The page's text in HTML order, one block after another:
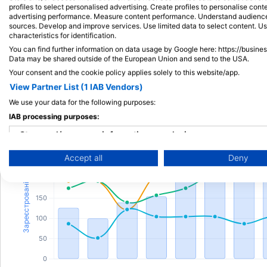
навчальний центр SSI.
Дайвінг Діяльність
profiles to select personalised advertising. Create profiles to personalise
advertising performance. Measure content performance. Understand
sources. Develop and improve services. Use limited data to select content.
characteristics for identification.
You can find further information on data usage by Google here: https://
Data may be shared outside of the European Union and send to the USA.
Your consent and the cookie policy applies solely to this website/app.
View Partner List (1 IAB Vendors)
We use your data for the following purposes:
IAB processing purposes:
Store and/or access information on a device
Use limited data to select advertising
Create profiles for personalised advertising
Use profiles to select personalised advertising
Create profiles to personalise content
Use profiles to select personalised content
Accept all Deny